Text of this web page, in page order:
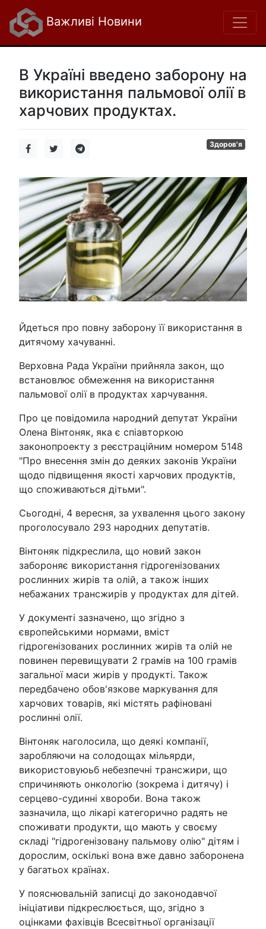
Важливі Новини
В Україні введено заборону на
використання пальмової олії в
харчових продуктах.
Здоров'я
Йдеться про повну заборону її використання в
дитячому хачуванні.
Верховна Рада України прийняла закон, що
встановлює обмеження на використання
пальмової олії в продуктах харчування.
Про це повідомила народний депутат України
Олена Вінтоняк, яка є спіавторкою
законопроекту з реєстраційним номером 5148
"Про внесення змін до деяких законів України
щодо підвищення якості харчових продуктів,
що споживаються дітьми".
Сьогодні, 4 вересня, за ухвалення цього закону
проголосувало 293 народних депутатів.
Вінтоняк підкреслила, що новий закон
забороняє використання гідрогенізованих
рослинних жирів та олій, а також інших
небажаних трансжирів у продуктах для дітей.
У документі зазначено, що згідно з
європейськими нормами, вміст
гідрогенізованих рослинних жирів та олій не
повинен перевищувати 2 грамів на 100 грамів
загальної маси жирів у продукті. Також
передбачено обов'язкове маркування для
харчових товарів, які містять рафіновані
рослинні олії.
Вінтоняк наголосила, що деякі компанії,
заробляючи на солодощах мільярди,
використовуюьб небезпечні трансжири, що
спричиняють онкологію (зокрема і дитячу) і
серцево-судинні хвороби. Вона також
зазначила, що лікарі категорично радять не
споживати продукти, що мають у своєму
складі "гідрогенізовану пальмову олію" дітям і
дорослим, оскількі вона вже давно заборонена
у багатьох країнах.
У пояснювальній записці до законодавчої
ініціативи підкреслюється, що, згідно з
оцінками фахівців Всесвітньої організації